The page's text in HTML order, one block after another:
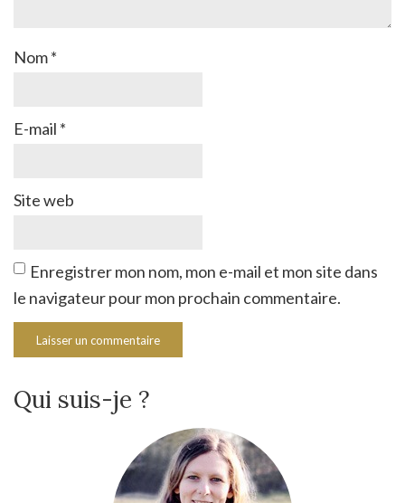
Nom*
E-mail *
Site web
Enregistrer mon nom, mon e-mail et mon site dans
le navigateur pour mon prochain commentaire.
Qui suis-je ?